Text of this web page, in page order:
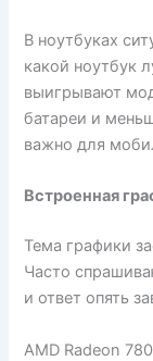
В ноутбуках
какой ноутбук
выигрывают
батареи и
важно для
Встроенная
Тема графики
Часто
и ответ опять
AMD Radeon